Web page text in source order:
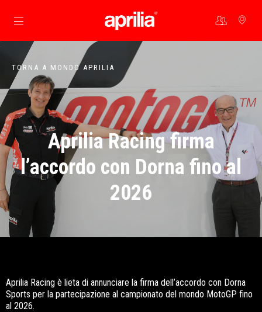
Vai al contenuto principale
TORNA A MONDO APRILIA
Aprilia Racing firma
l’accordo con Dorna fino al
2026
Aprilia Racing è lieta di annunciare la firma dell’accordo con Dorna
Sports per la partecipazione al campionato del mondo MotoGP fino
al 2026.